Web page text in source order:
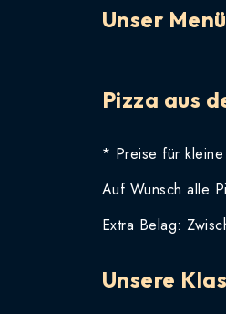
Unser Menü
Pizza aus
* Preise für
Auf Wunsch alle
Extra Belag:
Unsere